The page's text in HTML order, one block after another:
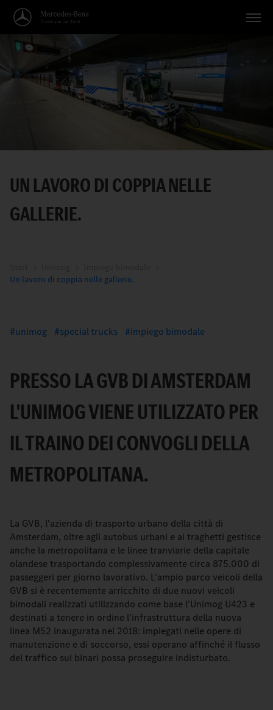
Veicoli
Applicazioni
Italiano
UN LAVORO DI COPPIA NELLE
GALLERIE.
Un lavoro di coppia nelle gallerie.
unimog special trucks impiego bimodale
PRESSO LA GVB DI AMSTERDAM
L'UNIMOG VIENE UTILIZZATO PER
IL TRAINO DEI CONVOGLI DELLA
METROPOLITANA.
La GVB, l'azienda di trasporto urbano della città di
Amsterdam, oltre agli autobus urbani e ai traghetti gestisce
anche la metropolitana e le linee tranviarie della capitale
olandese trasportando complessivamente circa 875.000 di
passeggeri per giorno lavorativo. L'ampio parco veicoli della
GVB si è recentemente arricchito di due nuovi veicoli
bimodali realizzati utilizzando come base l'Unimog U423 e
destinati a tenere in ordine l'infrastruttura della nuova
linea M52 inaugurata nel 2018: impiegati nelle opere di
manutenzione e di soccorso, essi operano affinché il flusso
del traffico sui binari possa proseguire indisturbato.